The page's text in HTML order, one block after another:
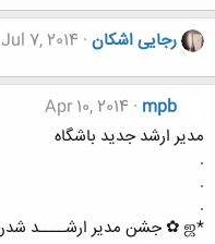
رجایی اشکان Jul 7, 2014
mpb
Apr 10, 2014
مدیر ارشد جدید باشگاه
.
.
.
*ஜ ✿ جشن مدیر ارشــــد شدن DDDIQ عزیز ✿ ஜ *